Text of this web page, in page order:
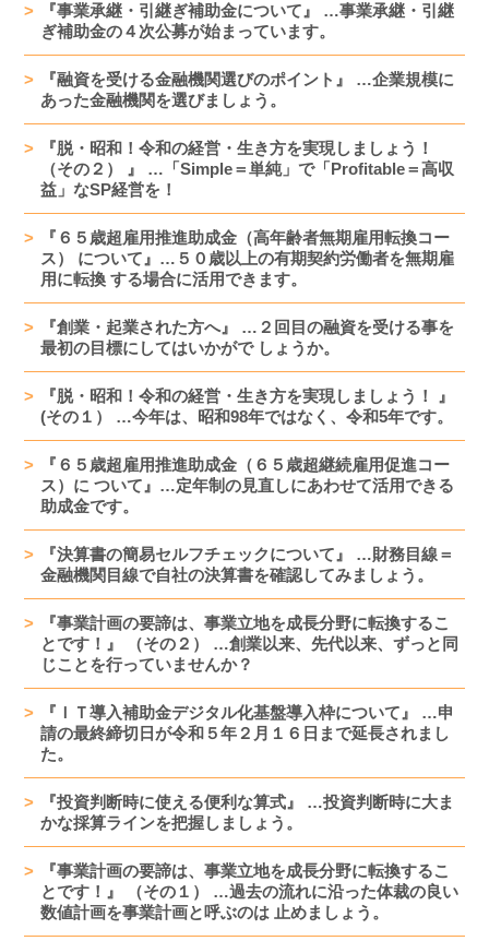
『事業承継・引継ぎ補助金について』 …事業承継・引継
ぎ補助金の４次公募が始まっています。
『融資を受ける金融機関選びのポイント』 …企業規模に
あった金融機関を選びましょう。
『脱・昭和！令和の経営・生き方を実現しましょう！
（その２） 』 …「Simple＝単純」で「Profitable＝高収
益」なSP経営を！
『６５歳超雇用推進助成金（高年齢者無期雇用転換コー
ス） について』…５０歳以上の有期契約労働者を無期雇
用に転換 する場合に活用できます。
『創業・起業された方へ』 …２回目の融資を受ける事を
最初の目標にしてはいかがで しょうか。
『脱・昭和！令和の経営・生き方を実現しましょう！ 』
(その１） …今年は、昭和98年ではなく、令和5年です。
『６５歳超雇用推進助成金（６５歳超継続雇用促進コー
ス）に ついて』…定年制の見直しにあわせて活用できる
助成金です。
『決算書の簡易セルフチェックについて』 …財務目線＝
金融機関目線で自社の決算書を確認してみましょう。
『事業計画の要諦は、事業立地を成長分野に転換するこ
とです！』 （その２） …創業以来、先代以来、ずっと同
じことを行っていませんか？
『ＩＴ導入補助金デジタル化基盤導入枠について』 …申
請の最終締切日が令和５年２月１６日まで延長されまし
た。
『投資判断時に使える便利な算式』 …投資判断時に大ま
かな採算ラインを把握しましょう。
『事業計画の要諦は、事業立地を成長分野に転換するこ
とです！』 （その１） …過去の流れに沿った体裁の良い
数値計画を事業計画と呼ぶのは 止めましょう。